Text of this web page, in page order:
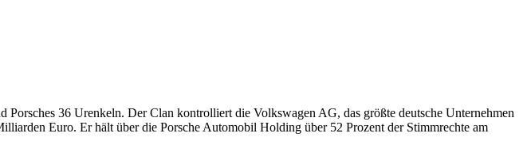
36 Urenkeln. Der Clan kontrolliert die Volkswagen AG, das größte deutsche Unternehmen
Euro. Er hält über die Porsche Automobil Holding über 52 Prozent der Stimmrechte am